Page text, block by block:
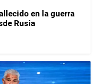
en la guerra
Rusia